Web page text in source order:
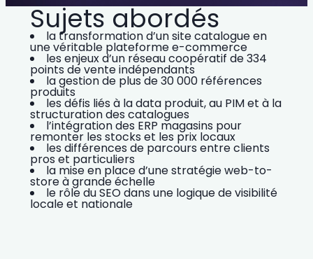
Sujets abordés
la transformation d’un site catalogue en
une véritable plateforme e-commerce
les enjeux d’un réseau coopératif de 334
points de vente indépendants
la gestion de plus de 30 000 références
produits
les défis liés à la data produit, au PIM et à la
structuration des catalogues
l’intégration des ERP magasins pour
remonter les stocks et les prix locaux
les différences de parcours entre clients
pros et particuliers
la mise en place d’une stratégie web-to-
store à grande échelle
le rôle du SEO dans une logique de visibilité
locale et nationale